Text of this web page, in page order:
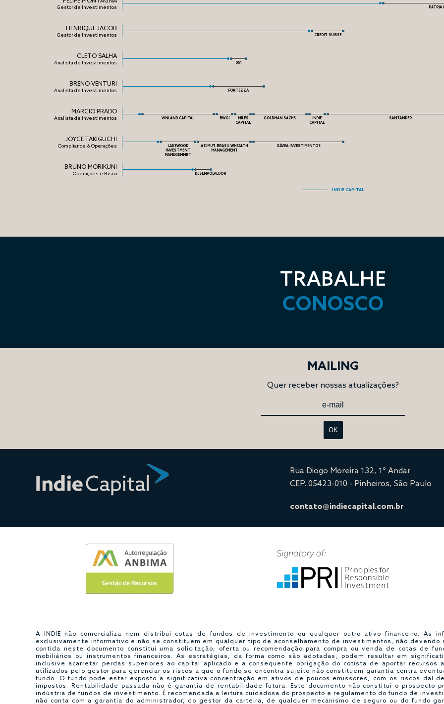
Gestor de Investimentos PATRIA
HENRIQUE JACOB
Gestor de Investimentos CREDIT SUISSE
CLETO SALHA
Analista de Investimentos 051
BRENO VENTURI
Analista de Investimentos FORTEZZA
MARCIO PRADO
Analista de Investimentos VINLAND CAPITAL BWGI
MILES
CAPITAL
GOLDMAN SACHS
INDIE
CAPITAL
SANTANDER
JOYCE TAKIGUCHI
Compliance & Operações
LAKEWOOD
INVESTMENT
MANEGEMNRT
AZIMUT BRASIL WHEALTH
MANAGEMENT
GÁVEA INVESTIMENTOS
BRUNO MORIKUNI
Operações e Risco DESENVOLVEDOR
INDIE CAPITAL
TRABALHE
CONOSCO
MAILING
Quer receber nossas atualizações?
OK
Rua Diogo Moreira 132, 1º Andar
CEP. 05423-010 - Pinheiros, São Paulo
contato@indiecapital.com.br
A INDIE não comercializa nem distribui cotas de fundos de investimento ou qualquer outro ativo financeiro. As
exclusivamente informativo e não se constituem em qualquer tipo de aconselhamento de investimentos, não devendo
contida neste documento constitui uma solicitação, oferta ou recomendação para compra ou venda de cotas de
mobiliários ou instrumentos financeiros. As estratégias, da forma como são adotadas, podem resultar em
inclusive acarretar perdas superiores ao capital aplicado e a consequente obrigação do cotista de aportar recursos
utilizados pelo gestor para gerenciar os riscos a que o fundo se encontra sujeito não constituem garantia contra
fundo. O fundo pode estar exposto a significativa concentração em ativos de poucos emissores, com os riscos daí
impostos. Rentabilidade passada não é garantia de rentabilidade futura. Este documento não constitui o prospecto
indústria de fundos de investimento. É recomendada a leitura cuidadosa do prospecto e regulamento do fundo de
não conta com a garantia do administrador, do gestor da carteira, de qualquer mecanismo de seguro ou do fundo